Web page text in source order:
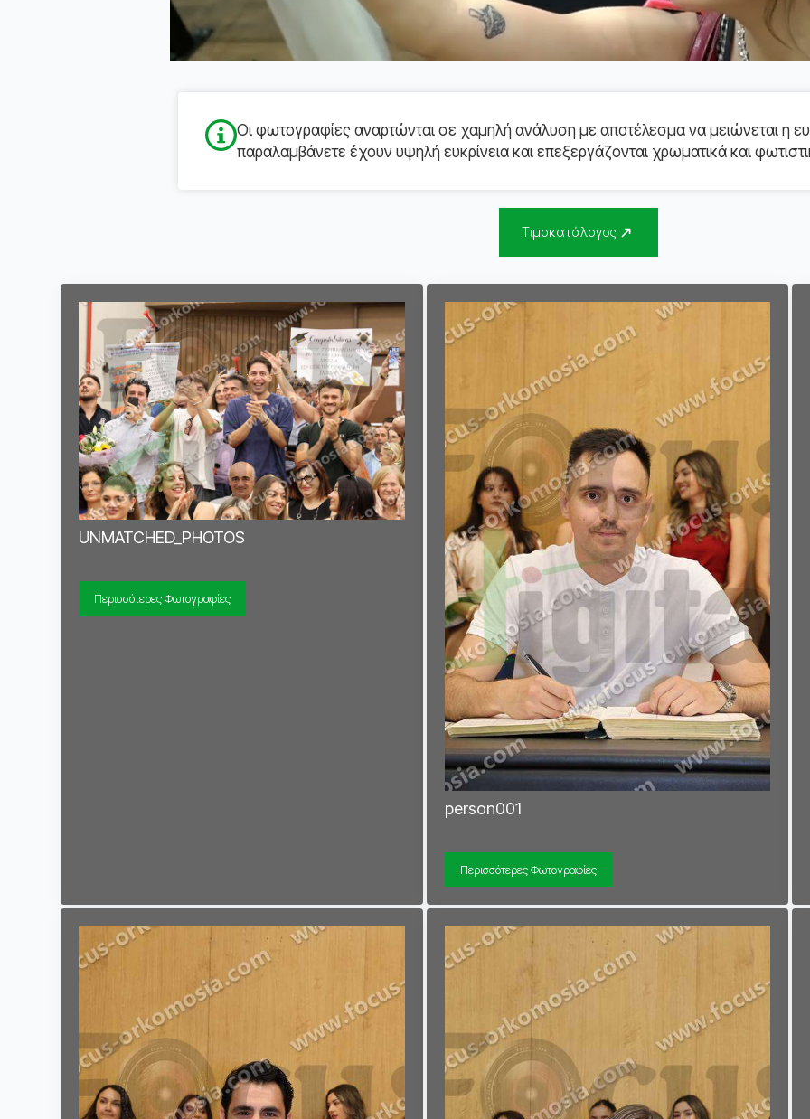
Οι φωτογραφίες αναρτώνται σε χαμηλή ανάλυση με αποτέλεσμα να μειώνεται η
παραλαμβάνετε έχουν υψηλή ευκρίνεια και επεξεργάζονται χρωματικά και
Τιμοκατάλογος
UNMATCHED_PHOTOS
Περισσότερες Φωτογραφίες
person001
Περισσότερες Φωτογραφίες